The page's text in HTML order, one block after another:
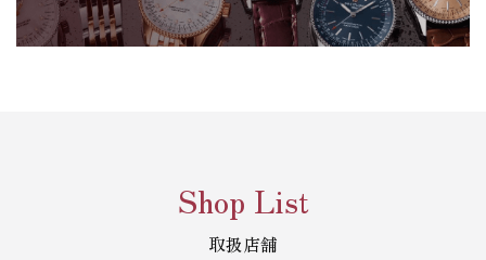
Shop List
取扱店舗